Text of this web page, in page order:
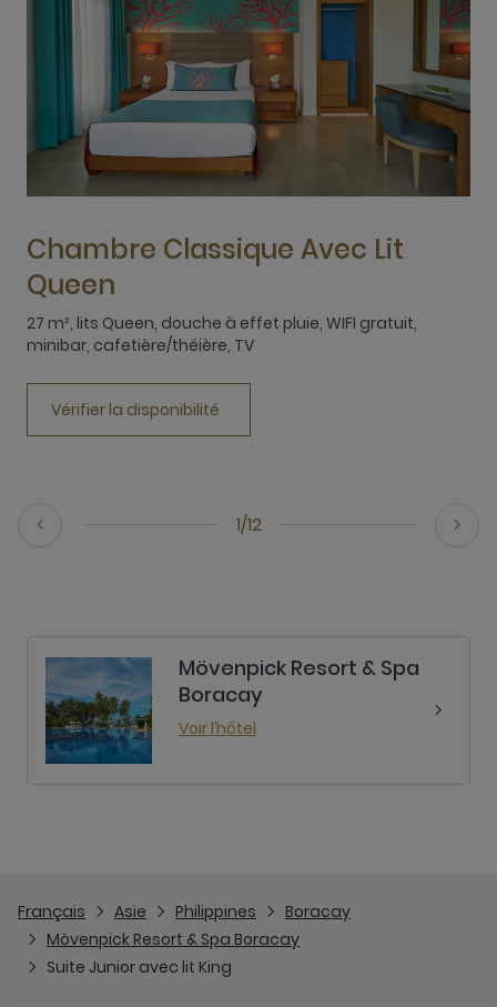
1/12
Chambre Classique Avec Lit
Queen
27 m², lits Queen, douche à effet pluie, WIFI gratuit,
minibar, cafetière/théière, TV
Vérifier la disponibilité
Mövenpick Resort & Spa
Boracay
Voir l’hôtel
Français Asie Philippines
Boracay
Mövenpick Resort & Spa Boracay
Suite Junior avec lit King